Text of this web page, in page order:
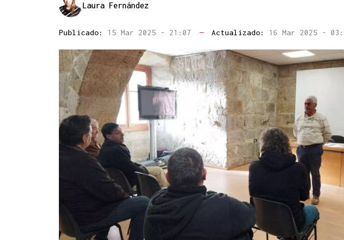
Laura Fernández
Publicado: 15 Mar 2025 - 21:07 — Actualizado: 16 Mar 2025 -